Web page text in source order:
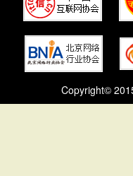
Copyright©